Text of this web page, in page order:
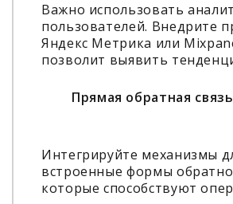
Важно использовать
пользователей. Внедрите
Яндекс Метрика или
позволит выявить
Прямая обратная
Интегрируйте механизмы
встроенные формы
которые способствуют